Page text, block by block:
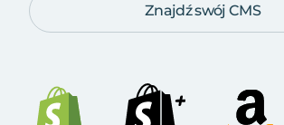
Znajdź swój CMS